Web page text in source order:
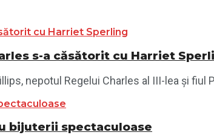
s-a căsătorit cu Harriet
nepotul Regelui Charles al III-lea și fiul
bijuterii spectaculoase